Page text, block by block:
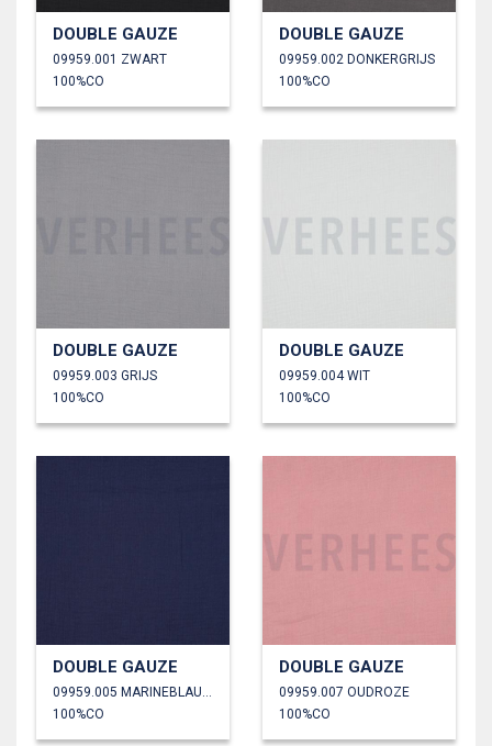
DOUBLE GAUZE
09959.001 ZWART
100%CO
DOUBLE GAUZE
09959.002 DONKERGRIJS
100%CO
DOUBLE GAUZE
09959.003 GRIJS
100%CO
DOUBLE GAUZE
09959.004 WIT
100%CO
DOUBLE GAUZE
09959.005 MARINEBLAUW
100%CO
DOUBLE GAUZE
09959.007 OUDROZE
100%CO